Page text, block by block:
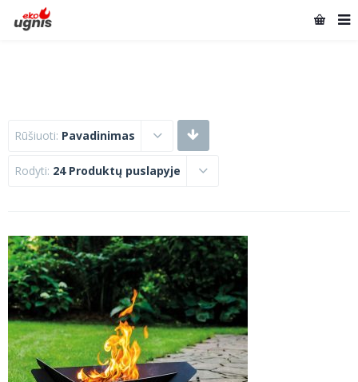
Rūšiuoti: Pavadinimas
Rodyti: 24 Produktų puslapyje